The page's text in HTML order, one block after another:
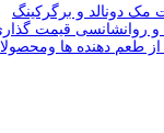
مک دونالد و برگرکینگ
روانشانسی قیمت